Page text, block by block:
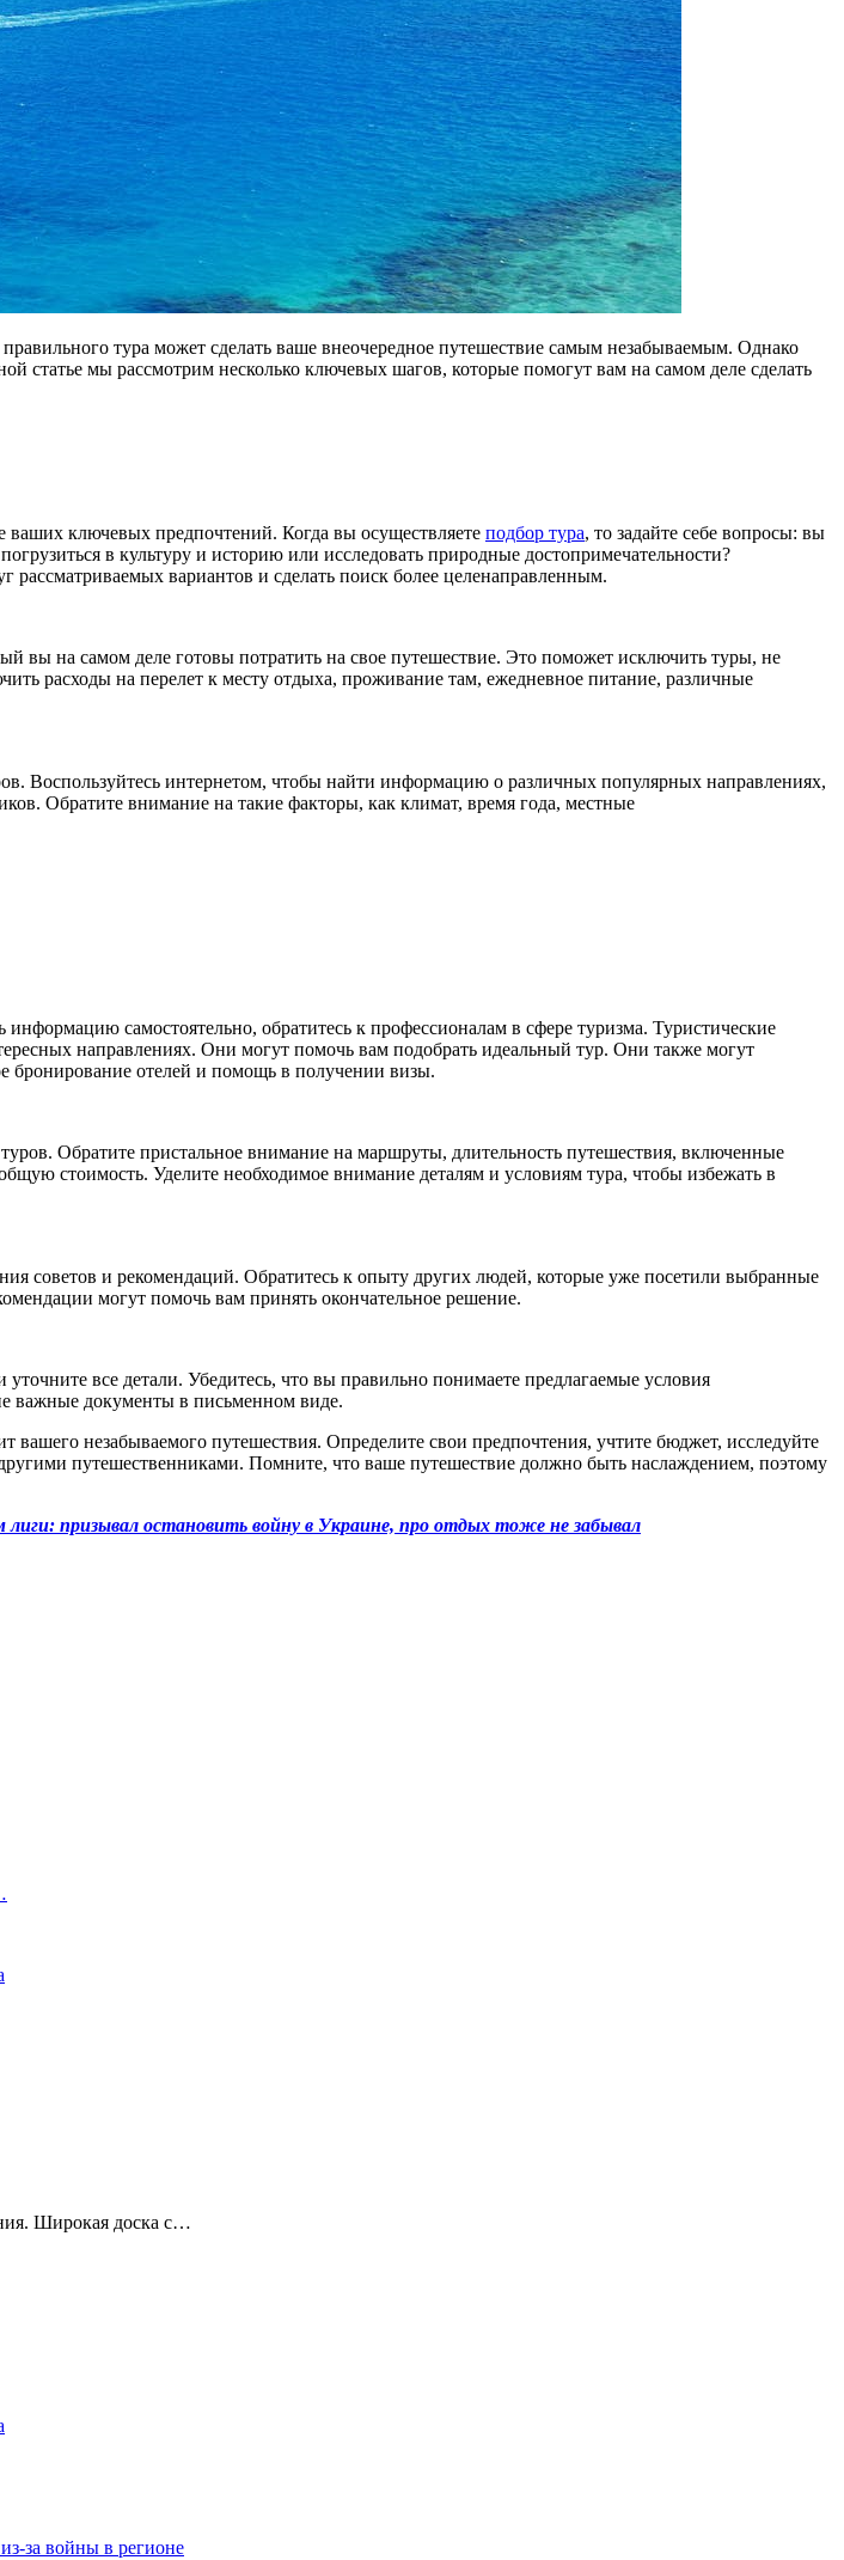
тура может сделать ваше внеочередное путешествие самым незабываемым. Однако
статье мы рассмотрим несколько ключевых шагов, которые помогут вам на самом деле сделать
ваших ключевых предпочтений. Когда вы осуществляете подбор тура, то задайте себе вопросы: вы
в культуру и историю или исследовать природные достопримечательности?
вариантов и сделать поиск более целенаправленным.
на самом деле готовы потратить на свое путешествие. Это поможет исключить туры, не
расходы на перелет к месту отдыха, проживание там, ежедневное питание, различные
Воспользуйтесь интернетом, чтобы найти информацию о различных популярных направлениях,
Обратите внимание на такие факторы, как климат, время года, местные
самостоятельно, обратитесь к профессионалам в сфере туризма. Туристические
направлениях. Они могут помочь вам подобрать идеальный тур. Они также могут
бронирование отелей и помощь в получении визы.
Обратите пристальное внимание на маршруты, длительность путешествия, включенные
стоимость. Уделите необходимое внимание деталям и условиям тура, чтобы избежать в
советов и рекомендаций. Обратитесь к опыту других людей, которые уже посетили выбранные
могут помочь вам принять окончательное решение.
все детали. Убедитесь, что вы правильно понимаете предлагаемые условия
важные документы в письменном виде.
вашего незабываемого путешествия. Определите свои предпочтения, учтите бюджет, исследуйте
путешественниками. Помните, что ваше путешествие должно быть наслаждением, поэтому
призывал остановить войну в Украине, про отдых тоже не забывал
Широкая доска с…
за войны в регионе